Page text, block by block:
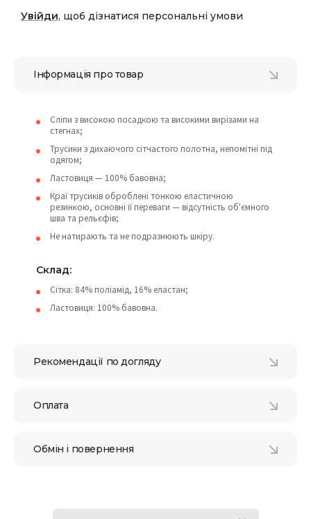
Увійди, щоб дізнатися персональні умови
Інформація про товар
Сліпи з високою посадкою та високими вирізами на
стегнах;
Трусики з дихаючого сітчастого полотна, непомітні під
одягом;
Ластовиця — 100% бавовна;
Краї трусиків оброблені тонкою еластичною
резинкою, основні її переваги — відсутність об'ємного
шва та рельєфів;
Не натирають та не подразнюють шкіру.
Склад:
Сітка: 84% поліамід, 16% еластан;
Ластовиця: 100% бавовна.
Рекомендації по догляду
Оплата
Обмін і повернення